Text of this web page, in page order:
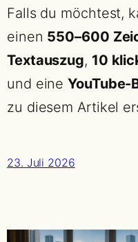
Falls du möchtest,
einen 550–600
Textauszug, 10
und eineYouTube-
zu diesem Artikel
23. Juli 2026